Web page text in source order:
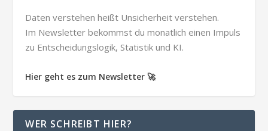
Daten verstehen heißt Unsicherheit verstehen.
Im Newsletter bekommst du monatlich einen Impuls
zu Entscheidungslogik, Statistik und KI.
Hier geht es zum Newsletter 🚀
WER SCHREIBT HIER?